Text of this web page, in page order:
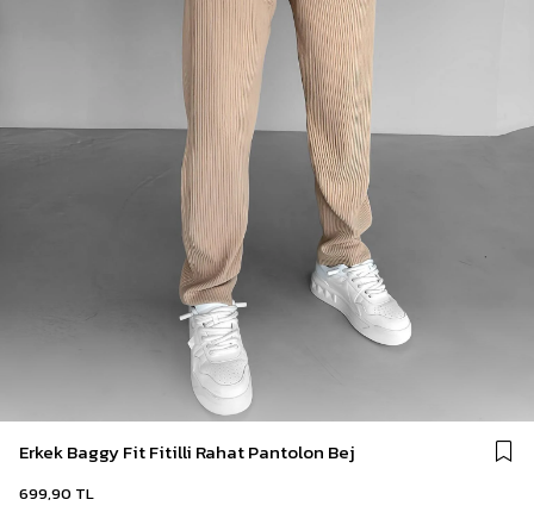
Erkek Baggy Fit Fitilli Rahat Pantolon Bej
699,90 TL